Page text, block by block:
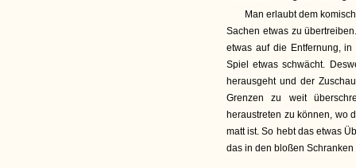
Man erlaubt dem
Sachen etwas zu
etwas auf die Entfernung,
Spiel etwas schwächt.
herausgeht und der
Grenzen zu weit
heraustreten zu können, wo
matt ist. So hebt das etwas
das in den bloßen